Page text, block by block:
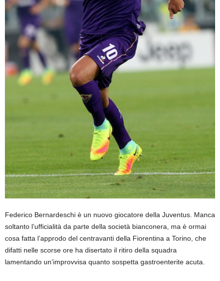
Federico Bernardeschi è un nuovo giocatore della Juventus. Manca
soltanto l’ufficialità da parte della società bianconera, ma è ormai
cosa fatta l’approdo del centravanti della Fiorentina a Torino, che
difatti nelle scorse ore ha disertato il ritiro della squadra
lamentando un’improvvisa quanto sospetta gastroenterite acuta.